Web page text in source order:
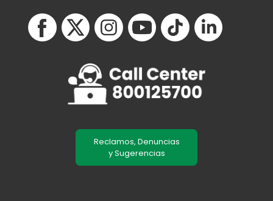
Reclamos, Denuncias
y Sugerencias